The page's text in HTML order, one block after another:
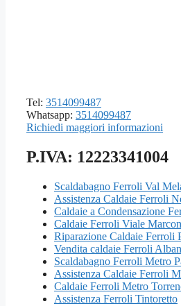
Tel: 3514099487
Whatsapp: 3514099487
Richiedi maggiori informazioni
P.IVA: 12223341004
Scaldabagno Ferroli Val
Assistenza Caldaie Ferroli
Caldaie a Condensazione
Caldaie Ferroli Viale
Riparazione Caldaie Ferroli
Vendita caldaie Ferroli
Scaldabagno Ferroli Metro
Assistenza Caldaie Ferroli
Caldaie Ferroli Metro
Assistenza Ferroli Tintoretto